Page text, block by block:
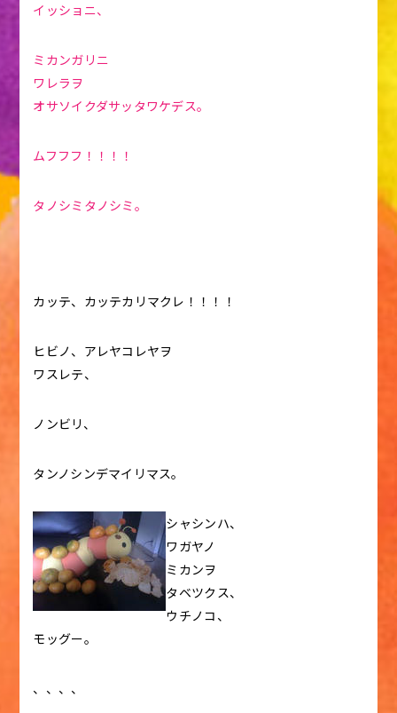
イッショニ、
ミカンガリニ
ワレラヲ
オサソイクダサッタワケデス。
ムフフフ！！！！
タノシミタノシミ。
カッテ、カッテカリマクレ！！！！
ヒビノ、アレヤコレヤヲ
ワスレテ、
ノンビリ、
タンノシンデマイリマス。
シャシンハ、
ワガヤノ
ミカンヲ
タベツクス、
ウチノコ、
モッグー。
、、、、